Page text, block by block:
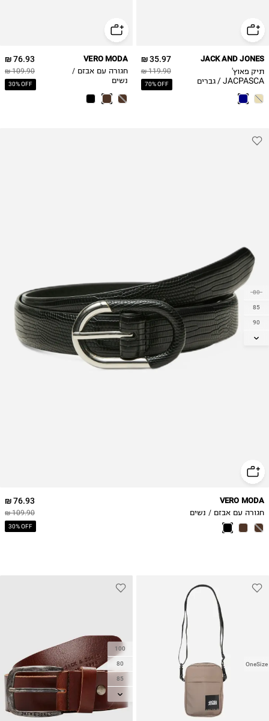
35.97 ₪
119.90 ₪
70% OFF
JACK AND JONES
תיק פאוץ'
JACPASCA / גברים
76.93 ₪
109.90 ₪
30% OFF
VERO MODA
חגורה עם אבזם /
נשים
80
85
90
95
76.93 ₪
109.90 ₪
30% OFF
VERO MODA
חגורה עם אבזם / נשים
OneSize
100
80
85
90
95